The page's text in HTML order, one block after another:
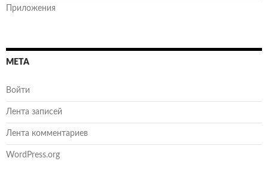
Приложения
МЕТА
Войти
Лента записей
Лента комментариев
WordPress.org